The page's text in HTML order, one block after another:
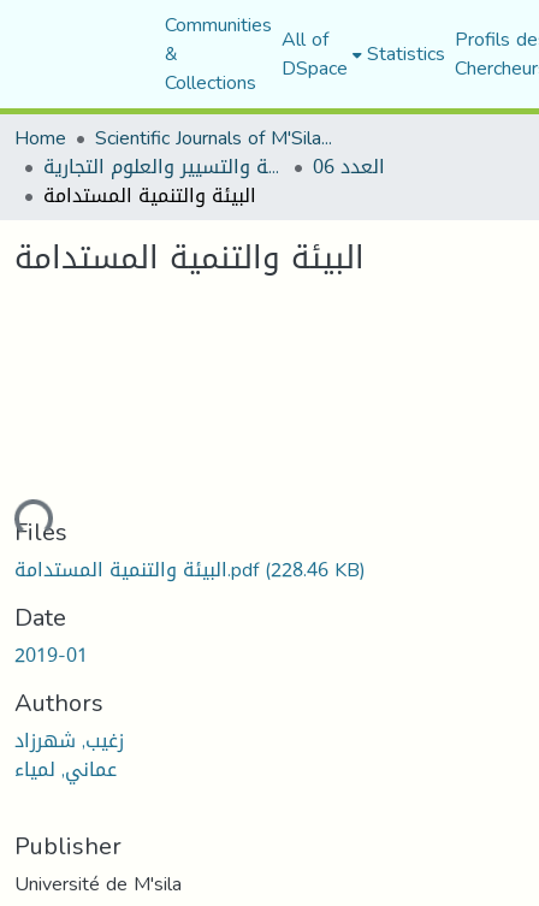
Communities
&
Collections
All of
DSpace Statistics Profils
Home
Scientific Journals of M'Sila University
مجلة العلوم الاقتصادية والتسيير والعلوم التجارية العدد 06
البيئة والتنمية المستدامة
البيئة والتنمية المستدامة
Files
البيئة والتنمية المستدامة.pdf(228.46 KB)
Date
2019-01
Authors
زغيب, شهرزاد
عماني, لمياء
Publisher
Université de M'sila